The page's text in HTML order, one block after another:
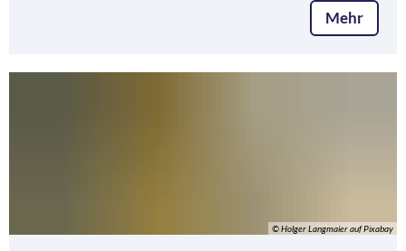
Mehr
© Holger Langmaier auf Pixabay